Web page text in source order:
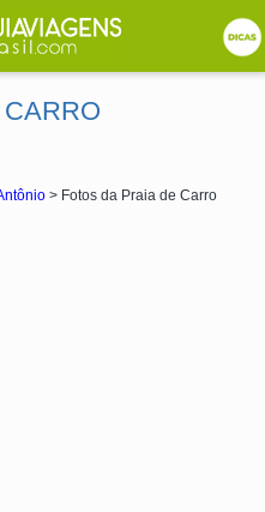
> Fotos da Praia de Carro